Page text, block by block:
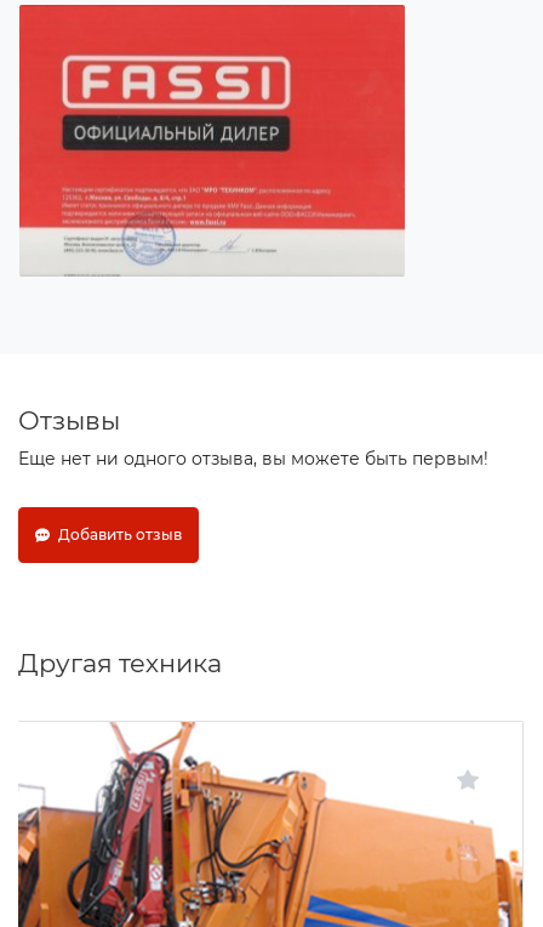
Отзывы
Еще нет ни одного отзыва, вы можете быть первым!
Добавить отзыв
Другая техника